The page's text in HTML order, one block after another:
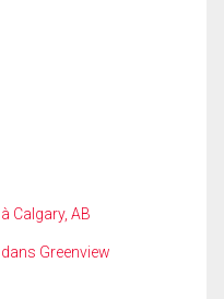
Calgary, AB
Greenview